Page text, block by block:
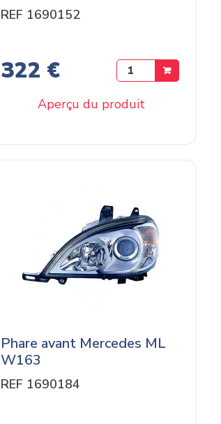
REF 1690152
322 €
Aperçu du produit
Phare avant Mercedes ML
W163
REF 1690184